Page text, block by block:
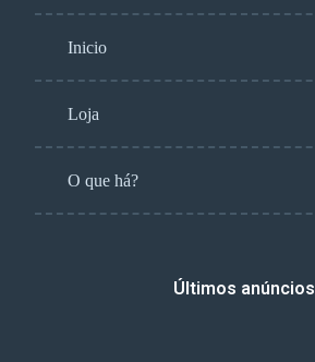
Inicio
Loja
O que há?
Últimos anúncios